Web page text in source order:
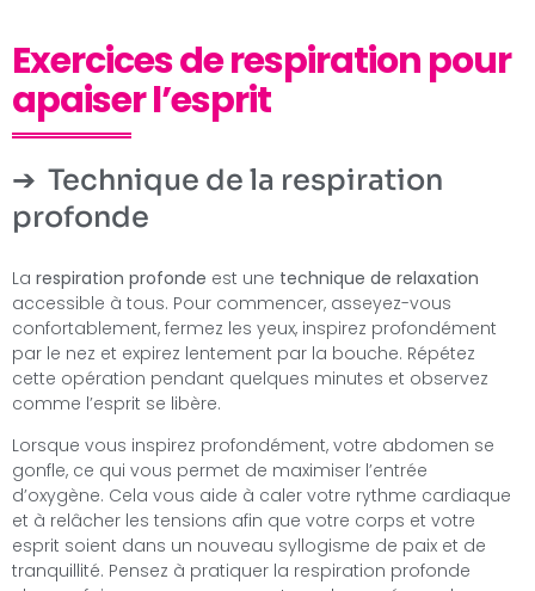
Exercices de respiration pour
apaiser l’esprit
Technique de la respiration
profonde
La respiration profonde est une technique de relaxation
accessible à tous. Pour commencer, asseyez-vous
confortablement, fermez les yeux, inspirez profondément
par le nez et expirez lentement par la bouche. Répétez
cette opération pendant quelques minutes et observez
comme l’esprit se libère.
Lorsque vous inspirez profondément, votre abdomen se
gonfle, ce qui vous permet de maximiser l’entrée
d’oxygène. Cela vous aide à caler votre rythme cardiaque
et à relâcher les tensions afin que votre corps et votre
esprit soient dans un nouveau syllogisme de paix et de
tranquillité. Pensez à pratiquer la respiration profonde